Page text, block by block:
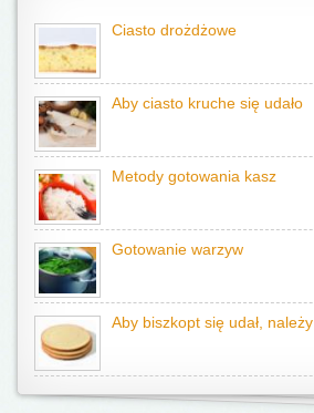
Ciasto drożdżowe
Aby ciasto kruche się udało
Metody gotowania kasz
Gotowanie warzyw
Aby biszkopt się udał, należy